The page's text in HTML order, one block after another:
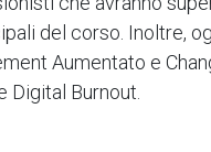
del corso. Inoltre,
Aumentato e
Digital Burnout.